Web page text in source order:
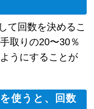
て回数を決めるこ
取りの20〜30％
うにすることが
使うと、回数